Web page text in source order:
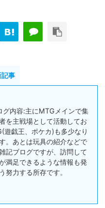
事
グ内容:主にMTGメインで集
を主戦場として活動してお
遊戯王、ポケカ)も多少なり
。あとは玩具の紹介などで
記ブログですが、訪問して
満足できるような情報も発
努力する所存です。